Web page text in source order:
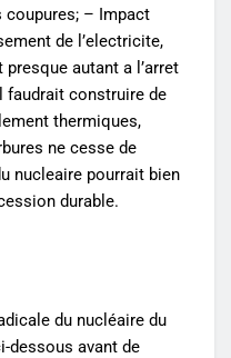
coupures; – Impact
de l’electricite,
autant a l’arret
faudrait construire de
thermiques,
ne cesse de
nucleaire pourrait bien
durable.
du nucléaire du
dessous avant de